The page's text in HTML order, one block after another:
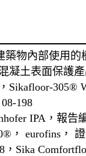
築物內部使用的
凝土表面保護
Sikafloor-305®
198
IPA，報告
， eurofins，
8，Sika